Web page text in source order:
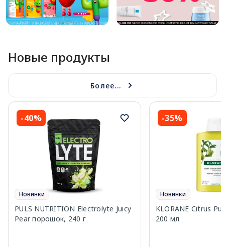
Новые продукты
Более...
-40%
Новинки
PULS NUTRITION Electrolyte Juicy
Pear порошок, 240 г
-35%
Новинки
KLORANE Citrus
200 мл